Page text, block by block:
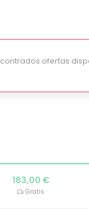
ofertas
183,00 €
Gratis